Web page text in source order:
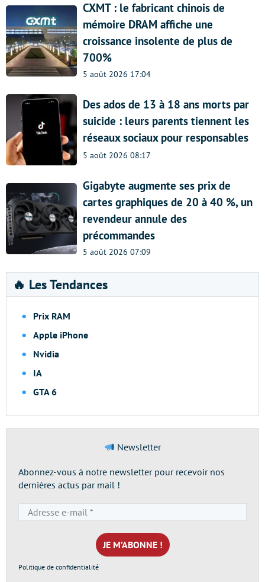
CXMT : le fabricant chinois de
mémoire DRAM affiche une
croissance insolente de plus de
700%
5 août 2026 17:04
Des ados de 13 à 18 ans morts par
suicide : leurs parents tiennent les
réseaux sociaux pour responsables
5 août 2026 08:17
Gigabyte augmente ses prix de
cartes graphiques de 20 à 40 %, un
revendeur annule des
précommandes
5 août 2026 07:09
🔥 Les Tendances
Prix RAM
Apple iPhone
Nvidia
IA
GTA 6
Newsletter
Abonnez-vous à notre newsletter pour recevoir nos
dernières actus par mail !
e-
mail
*
Politique de confidentialité